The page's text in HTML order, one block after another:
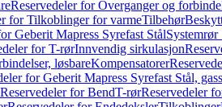
Reservedeler for Overganger og
for Tilkoblinger for varmeTilbehør
Geberit Mapress Syrefast StålSystemrør
for T-rørInnvendig sirkulasjon
løsbareKompensatorer
for Geberit Mapress Syrefast Stål, gass
Reservedeler for BendT-rørReservedeler